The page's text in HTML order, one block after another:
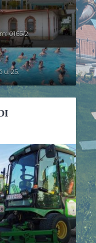
0165/2
u. 25.